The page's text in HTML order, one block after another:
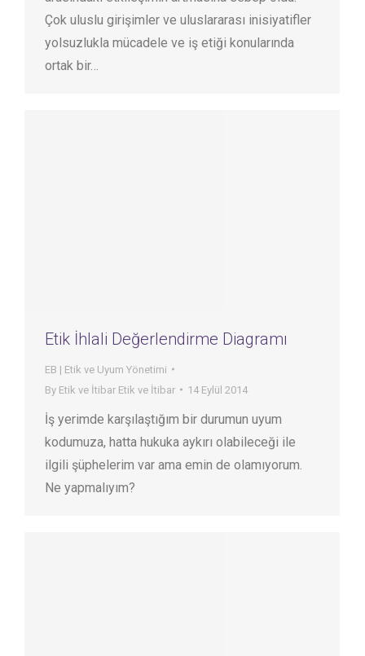
Çok uluslu girişimler ve uluslararası inisiyatifler
yolsuzlukla mücadele ve iş etiği konularında
ortak bir…
Etik İhlali Değerlendirme Diagramı
EB | Etik ve Uyum Yönetimi
By Etik ve İtibar Etik ve İtibar 14 Eylül 2014
İş yerimde karşılaştığım bir durumun uyum
kodumuza, hatta hukuka aykırı olabileceği ile
ilgili şüphelerim var ama emin de olamıyorum.
Ne yapmalıyım?